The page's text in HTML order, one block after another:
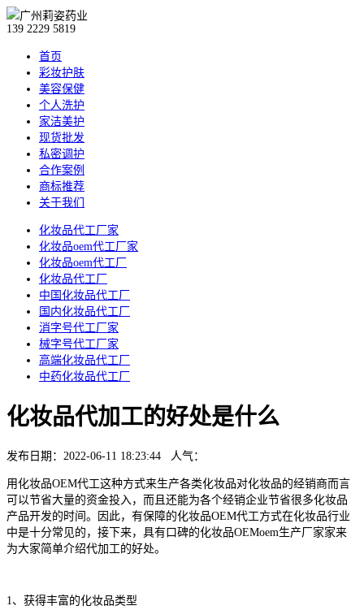
139 2229 5819
首页
彩妆护肤
美容保健
个人洗护
家洁美护
现货批发
私密调护
合作案例
商标推荐
关于我们
化妆品代工厂家
化妆品oem代工厂家
化妆品oem代工厂
化妆品代工厂
中国化妆品代工厂
国内化妆品代工厂
消字号代工厂家
械字号代工厂家
高端化妆品代工厂
中药化妆品代工厂
化妆品代加工的好处是什么
发布日期：2022-06-11 18:23:44 人气：
用化妆品OEM代工这种方式来生产各类化妆品对化妆品的经销商而言
可以节省大量的资金投入，而且还能为各个经销企业节省很多化妆品
产品开发的时间。因此，有保障的化妆品OEM代工方式在化妆品行业
中是十分常见的，接下来，具有口碑的化妆品OEMoem生产厂家家来
为大家简单介绍代加工的好处。
1、获得丰富的化妆品类型